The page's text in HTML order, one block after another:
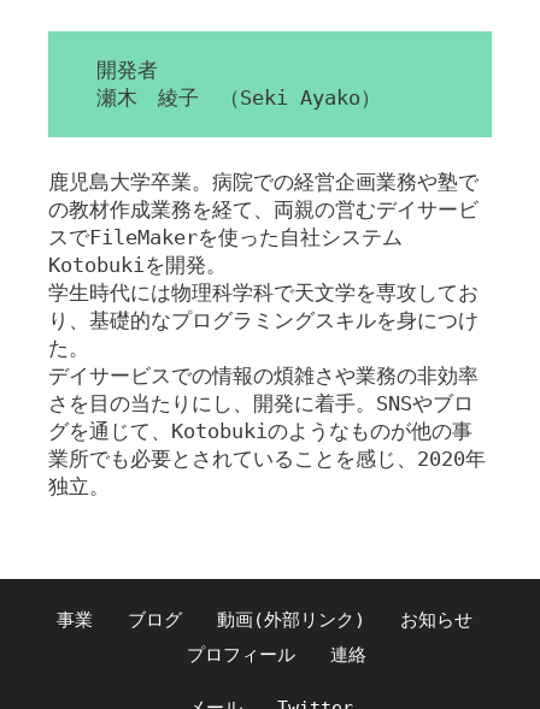
開発者
瀬木 綾子 （Seki Ayako）
鹿児島大学卒業。病院での経営企画業務や塾で
の教材作成業務を経て、両親の営むデイサービ
スでFileMakerを使った自社システム
Kotobukiを開発。
学生時代には物理科学科で天文学を専攻してお
り、基礎的なプログラミングスキルを身につけ
た。
デイサービスでの情報の煩雑さや業務の非効率
さを目の当たりにし、開発に着手。SNSやブロ
グを通じて、Kotobukiのようなものが他の事
業所でも必要とされていることを感じ、2020年
独立。
事業 ブログ 動画(外部リンク)
お知らせ
プロフィール
連絡